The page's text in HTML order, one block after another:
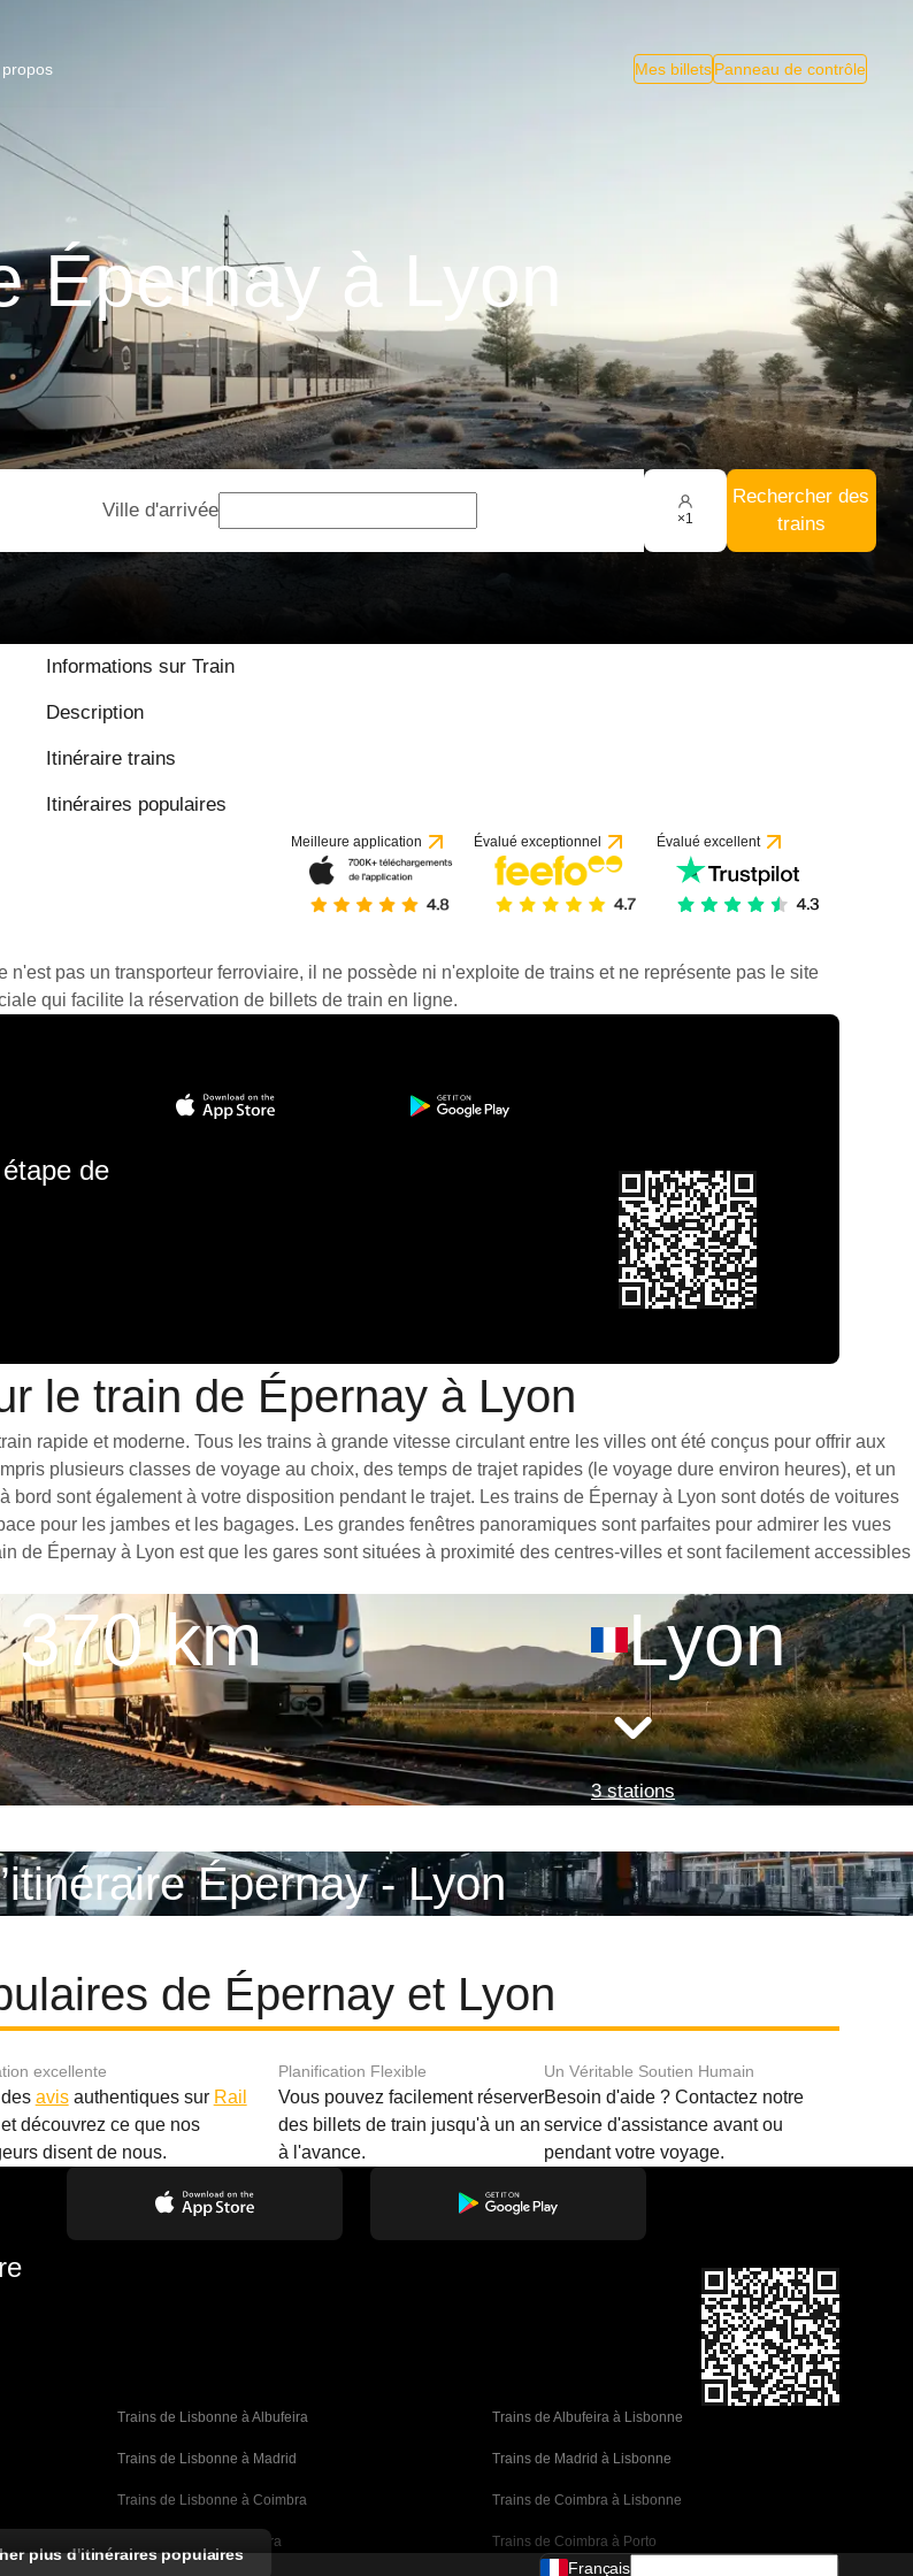
Mes billetsPanneau de contrôle
Épernay à Lyon
Ville d'arrivée ×1
Rechercher des
trains
Informations sur Train
Description
Itinéraire trains
Itinéraires populaires
Meilleure application Évalué exceptionnel Évalué excellent
pas un transporteur ferroviaire, il ne possède ni n'exploite de trains et ne représente pas le site
qui facilite la réservation de billets de train en ligne.
de
le train de Épernay à Lyon
rapide et moderne. Tous les trains à grande vitesse circulant entre les villes ont été conçus pour offrir aux
plusieurs classes de voyage au choix, des temps de trajet rapides (le voyage dure environ heures), et un
sont également à votre disposition pendant le trajet. Les trains de Épernay à Lyon sont dotés de voitures
pour les jambes et les bagages. Les grandes fenêtres panoramiques sont parfaites pour admirer les vues
de Épernay à Lyon est que les gares sont situées à proximité des centres-villes et sont facilement accessibles
370 km Lyon
3 stations
Épernay - Lyon
de Épernay et Lyon
excellente
avisauthentiques sur Rail
et découvrez ce que nos
disent de nous.
Planification Flexible
Vous pouvez facilement réserver
des billets de train jusqu'à un an
à l'avance.
Un Véritable Soutien Humain
Besoin d'aide ? Contactez notre
service d'assistance avant ou
pendant votre voyage.
Trains de Lisbonne à Albufeira Trains de Albufeira à Lisbonne
Trains de Lisbonne à Madrid Trains de Madrid à Lisbonne
Trains de Lisbonne à Coimbra Trains de Coimbra à Lisbonne
Trains de Porto à Coimbra Trains de Coimbra à Porto
plus d'itinéraires populaires
Français